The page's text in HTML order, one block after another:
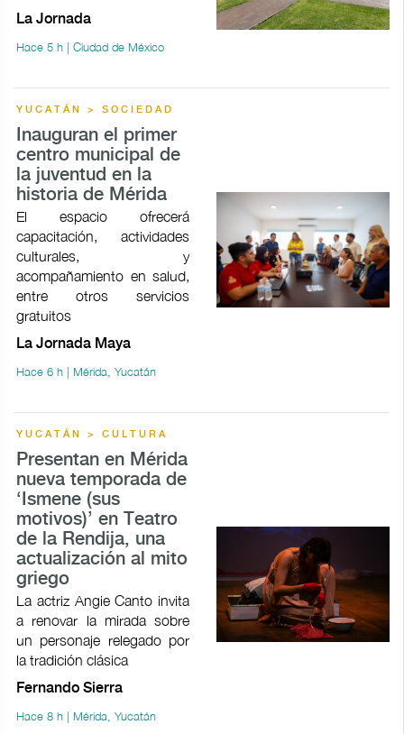
La Jornada
Hace 5 h | Ciudad de México
YUCATÁN > SOCIEDAD
Inauguran el primer
centro municipal de
la juventud en la
historia de Mérida
El espacio ofrecerá
capacitación, actividades
culturales, y
acompañamiento en salud,
entre otros servicios
gratuitos
La Jornada Maya
Hace 6 h | Mérida, Yucatán
YUCATÁN > CULTURA
Presentan en Mérida
nueva temporada de
‘Ismene (sus
motivos)’ en Teatro
de la Rendija, una
actualización al mito
griego
La actriz Angie Canto invita
a renovar la mirada sobre
un personaje relegado por
la tradición clásica
Fernando Sierra
Hace 8 h | Mérida, Yucatán